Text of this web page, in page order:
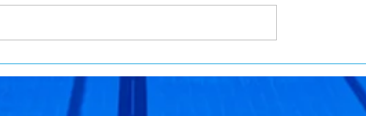
CAO à la radio
dimanche 22 mars